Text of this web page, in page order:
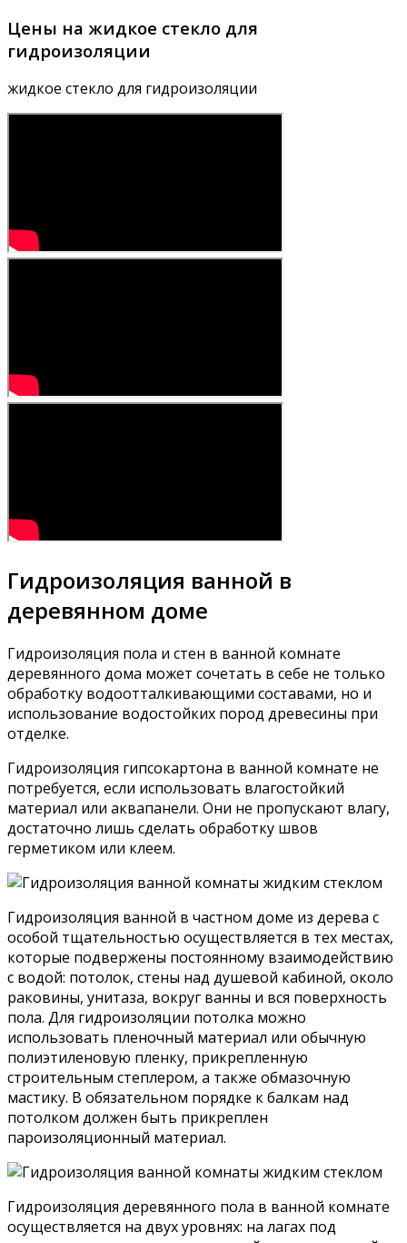
Цены на жидкое стекло для
гидроизоляции
жидкое стекло для гидроизоляции
Гидроизоляция ванной в
деревянном доме
Гидроизоляция пола и стен в ванной комнате
деревянного дома может сочетать в себе не только
обработку водоотталкивающими составами, но и
использование водостойких пород древесины при
отделке.
Гидроизоляция гипсокартона в ванной комнате не
потребуется, если использовать влагостойкий
материал или аквапанели. Они не пропускают влагу,
достаточно лишь сделать обработку швов
герметиком или клеем.
Гидроизоляция ванной в частном доме из дерева с
особой тщательностью осуществляется в тех местах,
которые подвержены постоянному взаимодействию
с водой: потолок, стены над душевой кабиной, около
раковины, унитаза, вокруг ванны и вся поверхность
пола. Для гидроизоляции потолка можно
использовать пленочный материал или обычную
полиэтиленовую пленку, прикрепленную
строительным степлером, а также обмазочную
мастику. В обязательном порядке к балкам над
потолком должен быть прикреплен
пароизоляционный материал.
Гидроизоляция деревянного пола в ванной комнате
осуществляется на двух уровнях: на лагах под